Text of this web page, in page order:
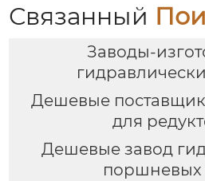
Связанный
Заводы-
Дешевые
для
Дешевые завод
поршневых